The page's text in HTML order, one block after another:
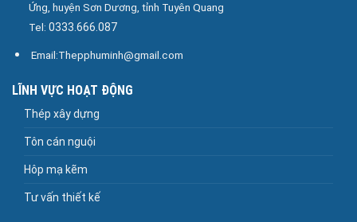
Ứng, huyện Sơn Dương, tỉnh Tuyên Quang
Tel: 0333.666.087
Email:Thepphuminh@gmail.com
LĨNH VỰC HOẠT ĐỘNG
Thép xây dựng
Tôn cán nguội
Hôp mạ kẽm
Tư vấn thiết kế